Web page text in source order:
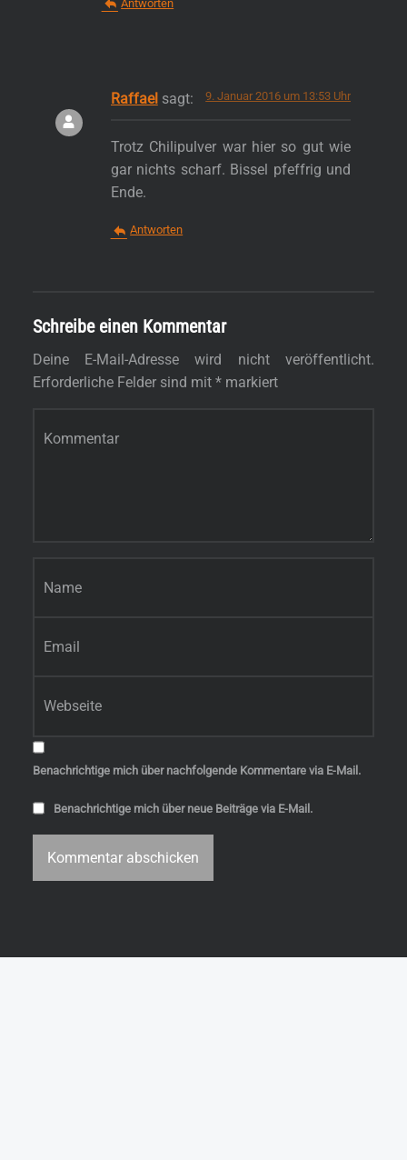
Antworten
Raffael sagt: 9. Januar 2016 um 13:53 Uhr
Trotz Chilipulver war hier so gut wie
gar nichts scharf. Bissel pfeffrig und
Ende.
Antworten
Schreibe einen Kommentar
Deine E-Mail-Adresse wird nicht veröffentlicht.
Erforderliche Felder sind mit *markiert
Benachrichtige mich über nachfolgende Kommentare via E-Mail.
Benachrichtige mich über neue Beiträge via E-Mail.